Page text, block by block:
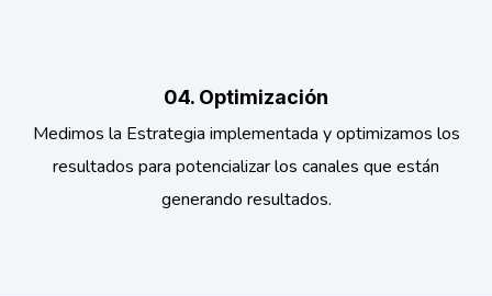
04. Optimización
Medimos la Estrategia implementada y optimizamos los
resultados para potencializar los canales que están
generando resultados.